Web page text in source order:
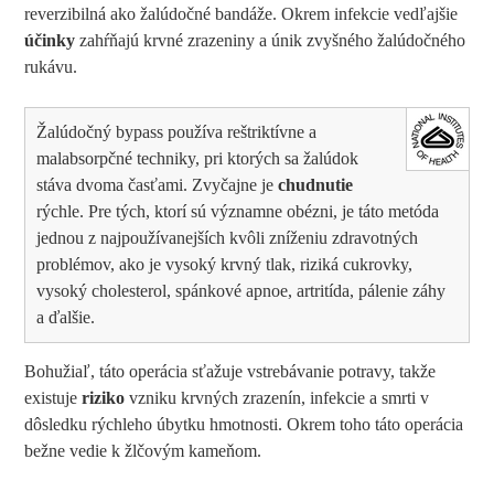
reverzibilná ako žalúdočné bandáže. Okrem infekcie vedľajšie
účinky zahŕňajú krvné zrazeniny a únik zvyšného žalúdočného
rukávu.
Žalúdočný bypass používa reštriktívne a
malabsorpčné techniky, pri ktorých sa žalúdok
stáva dvoma časťami. Zvyčajne jechudnutie
rýchle. Pre tých, ktorí sú významne obézni, je táto metóda
jednou z najpoužívanejších kvôli zníženiu zdravotných
problémov, ako je vysoký krvný tlak, riziká cukrovky,
vysoký cholesterol, spánkové apnoe, artritída, pálenie záhy
a ďalšie.
Bohužiaľ, táto operácia sťažuje vstrebávanie potravy, takže
existujeriziko vzniku krvných zrazenín, infekcie a smrti v
dôsledku rýchleho úbytku hmotnosti. Okrem toho táto operácia
bežne vedie k žlčovým kameňom.